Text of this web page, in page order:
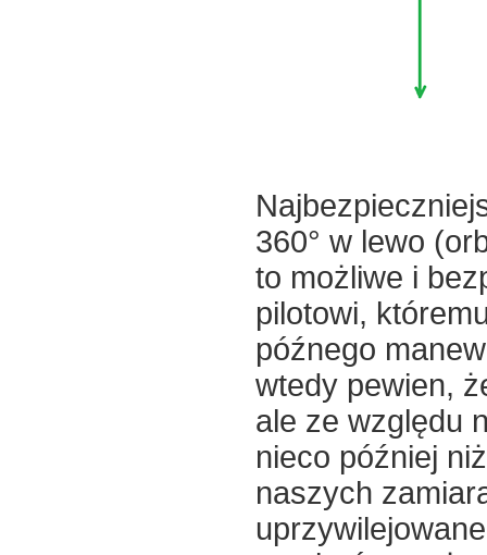
360° w lewo
to możliwe i
pilotowi,
późnego
wtedy pewien,
ale ze względu
nieco później
naszych